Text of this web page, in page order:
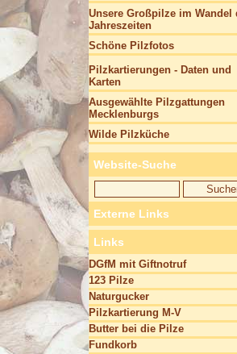
Unsere Großpilze im Wandel
Jahreszeiten
Schöne Pilzfotos
Pilzkartierungen - Daten und
Karten
Ausgewählte Pilzgattungen
Mecklenburgs
Wilde Pilzküche
Website-Suche
Externe Links
Links
DGfM mit Giftnotruf
123 Pilze
Naturgucker
Pilzkartierung M-V
Butter bei die Pilze
Fundkorb